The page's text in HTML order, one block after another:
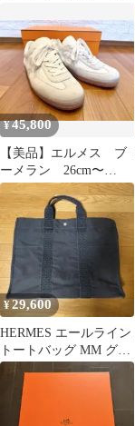
正規品
¥45,800
【美品】エルメス ブ
ーメラン 26cm〜
26.5cm
¥29,600
HERMES エールライン
トートバッグ MM グレ
ー